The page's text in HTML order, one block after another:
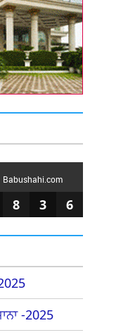
Babushahi.com
8 3 6
-2025